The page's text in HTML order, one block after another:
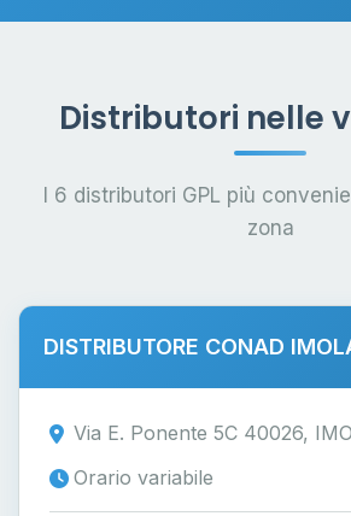
Distributori nelle
I 6 distributori GPL più
zona
DISTRIBUTORE CONAD
Via E. Ponente 5C 40026,
Orario variabile